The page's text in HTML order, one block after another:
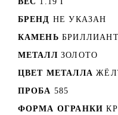
БРЕНД НЕ УКАЗАН
КАМЕНЬ
МЕТАЛЛ ЗОЛОТО
ЦВЕТ МЕТАЛЛА
ПРОБА 585
ФОРМА ОГРАНКИ